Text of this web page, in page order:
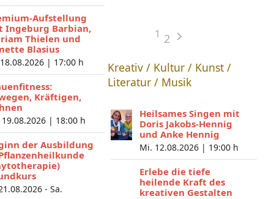
Aufstellung
Ingeburg Barbian,
Thielen und
Blasius
| 17:00 h
Kräftigen,
| 18:00 h
der Ausbildung
- Sa.
1 2
Kreativ / Kultur / Kunst /
Literatur / Musik
Heilsames Singen mit
Doris Jakobs-Hennig
und Anke Hennig
Mi. 12.08.2026 | 19:00 h
Erlebe die tiefe
heilende Kraft des
kreativen Gestalten